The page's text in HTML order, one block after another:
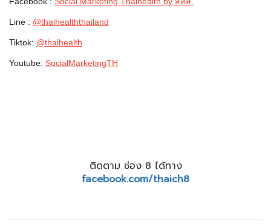
Line : @thaihealththailand
Tiktok: @thaihealth
Youtube: SocialMarketingTH
ติดตาม ช่อง 8 ได้ทาง
facebook.com/thaich8